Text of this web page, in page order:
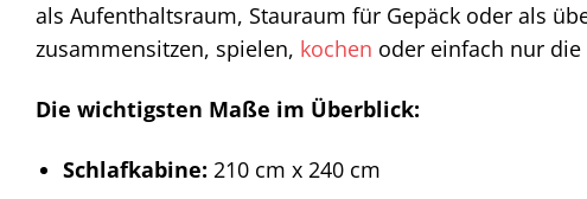
als Aufenthaltsraum, Stauraum für Gepäck oder als
zusammensitzen, spielen, kochen oder einfach nur
Die wichtigsten Maße im Überblick:
Schlafkabine: 210 cm x 240 cm